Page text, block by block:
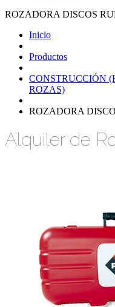
ROZADORA DISCOS
Inicio
Productos
CONSTRUCCIÓN
ROZAS)
ROZADORA
Alquiler de